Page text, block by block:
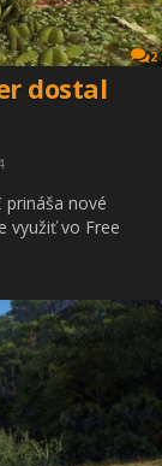
2
dostal
nové
využiť vo Free